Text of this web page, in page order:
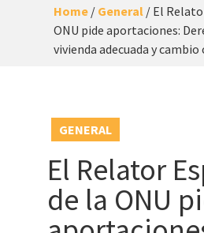
Home/ General/ El
ONU pide aportaciones:
vivienda adecuada y
GENERAL
El Relator
de la ONU